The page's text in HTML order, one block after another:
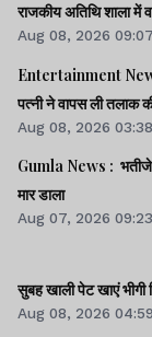
राजकीय अतिथि शाला में
Aug 08, 2026
Entertainment
पत्नी ने वापस ली तलाक
Aug 08, 2026
Gumla News : भतीजे
मार डाला
Aug 07, 2026
सुबह खाली पेट खाएं
Aug 08, 2026